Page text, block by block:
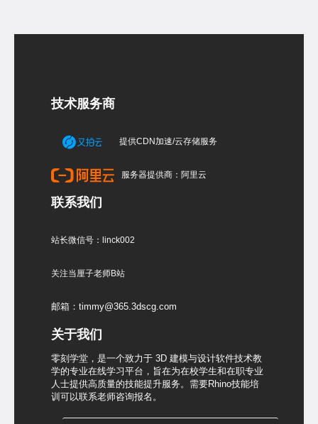
技术服务商
提供CDN加速/云存储服务
服务器提供商：阿里云
联系我们
站长微信号：linck002
关注当厘子老师B站
邮箱：timmy@365.3dscg.com
关于我们
零刻学堂，是一个致力于 3D 建模与设计软件技术教
学的专业在线学习平台，旨在为在校学生和在职专业
人士提供高质量的技能提升服务。需要Rhino技能培
训可以联系老师咨询报名。